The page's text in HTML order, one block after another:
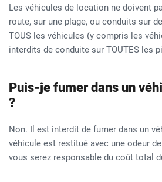
Les véhicules de location ne doivent
route, sur une plage, ou conduits sur
TOUS les véhicules (y compris les
interdits de conduite sur TOUTES les
Puis-je fumer dans un
?
Non. Il est interdit de fumer dans un
véhicule est restitué avec une odeur
vous serez responsable du coût total